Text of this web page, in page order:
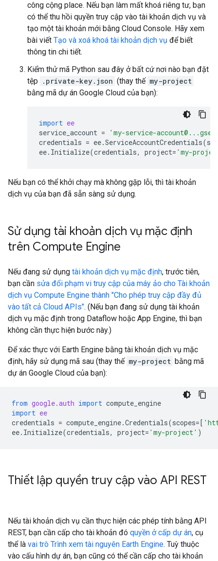
công cộng place. Nếu bạn làm mất khoá riêng tư, bạn
có thể thu hồi quyền truy cập vào tài khoản dịch vụ và
tạo một tài khoản mới bằng Cloud Console. Hãy xem
bài viết Tạo và xoá khoá tài khoản dịch vụ để biết
thông tin chi tiết.
Kiểm thử mã Python sau đây ở bất cứ nơi nào bạn đặt
tệp
.private-key.json (thay thế my-project
bằng mã dự án Google Cloud của bạn):
import ee
service_account =
'my-service-
credentials = ee.ServiceAccountCredentials(
ee. Initialize(credentials, project= 'my-
Nếu bạn có thể khởi chạy mà không gặp lỗi, thì tài khoản
dịch vụ của bạn đã sẵn sàng sử dụng.
Sử dụng tài khoản dịch vụ mặc định
trên Compute Engine
Nếu đang sử dụng tài khoản dịch vụ mặc định, trước tiên,
bạn cần sửa đổi phạm vi truy cập của máy ảo cho Tài khoản
dịch vụ Compute Engine thành "Cho phép truy cập đầy đủ
vào tất cả Cloud APIs". (Nếu bạn đang sử dụng tài khoản
dịch vụ mặc định trong Dataflow hoặc App Engine, thì bạn
không cần thực hiện bước này.)
Để xác thực với Earth Engine bằng tài khoản dịch vụ mặc
định, hãy sử dụng mã sau (thay thế my-project bằng mã
dự án Google Cloud của bạn):
from google.auth import compute_engine
import ee
credentials = compute_engine.Credentials(scopes=[
ee. Initialize(credentials, project= 'my-project' )
Thiết lập quyền truy cập vào API REST
Nếu tài khoản dịch vụ cần thực hiện các phép tính bằng API
REST, bạn cần cấp cho tài khoản đó quyền ở cấp dự án, cụ
thể là vai trò Trình xem tài nguyên Earth Engine. Tuỳ thuộc
vào cấu hình dự án, bạn cũng có thể cần cấp cho tài khoản